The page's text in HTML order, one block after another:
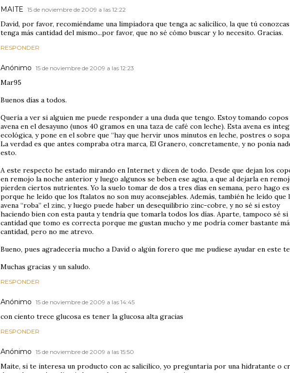
MAITE 15 de noviembre de 2009 a las 12:22
David, por favor, recomiéndame una limpiadora que tenga ac salicílico, la que tú
tenga más cantidad del mismo...por favor, que no sé cómo buscar y lo necesito. Gracias.
RESPONDER
Anónimo 15 de noviembre de 2009 a las 12:23
Mar95
Buenos días a todos.
Quería a ver si alguien me puede responder a una duda que tengo. Estoy tomando copos
avena en el desayuno (unos 40 gramos en una taza de café con leche). Esta avena es
ecológica, y pone en el sobre que “hay que hervir unos minutos en leche, postres o
La verdad es que antes compraba otra marca, El Granero, concretamente, y no ponía
esto.
A este respecto he estado mirando en Internet y dicen de todo. Desde que dejan los
en remojo la noche anterior y luego algunos se beben ese agua, a que al dejarla en
pierden ciertos nutrientes. Yo la suelo tomar de dos a tres días en semana, pero hago
porque he leído que los ftalatos no son muy aconsejables. Además, también he leído que
avena “roba” el zinc, y luego puede haber un desequilibrio zinc-cobre, y no sé si estoy
haciendo bien con esta pauta y tendría que tomarla todos los días. Aparte, tampoco sé si
cantidad que tomo es correcta porque me gustan mucho y me podría comer bastante
cantidad, pero no me atrevo.
Bueno, pues agradecería mucho a David o algún forero que me pudiese ayudar en este
Muchas gracias y un saludo.
RESPONDER
Anónimo 15 de noviembre de 2009 a las 14:45
con ciento trece glucosa es tener la glucosa alta gracias
RESPONDER
Anónimo 15 de noviembre de 2009 a las 15:50
Maite, si te interesa un producto con ac salicilico, yo preguntaria por una hidratante o